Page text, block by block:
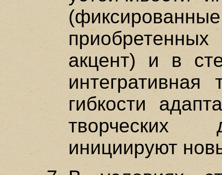
акцент) и в
гибкости
творческих
инициируют